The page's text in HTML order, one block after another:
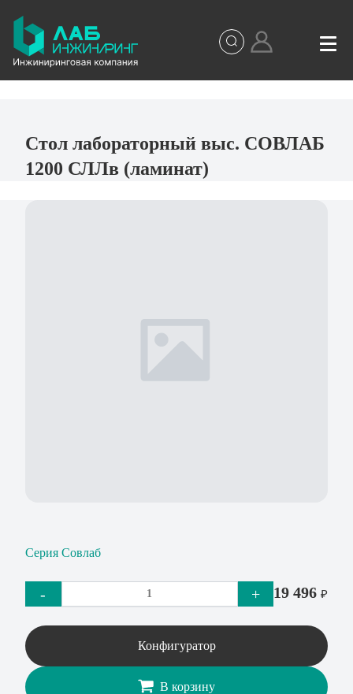
Стол лабораторный выс. СОВЛАБ
1200 СЛЛв (ламинат)
Серия Совлаб
- + 19 496 ₽
Конфигуратор
В корзину